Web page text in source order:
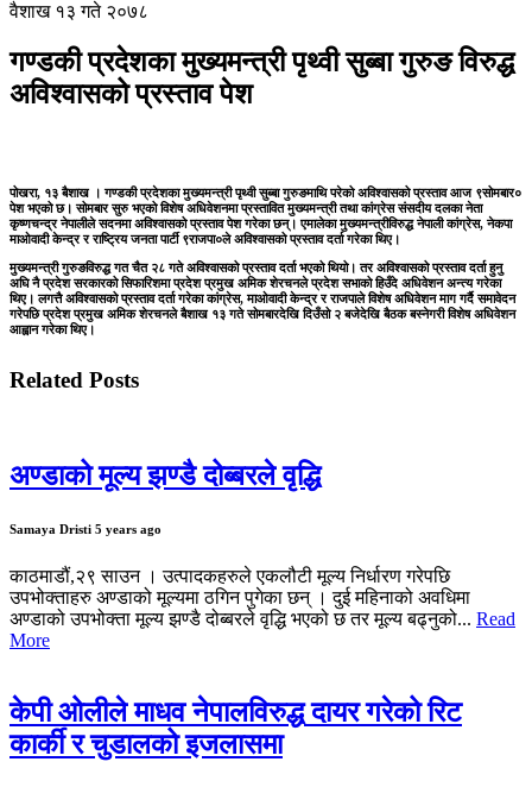
वैशाख १३ गते २०७८
गण्डकी प्रदेशका मुख्यमन्त्री पृथ्वी सुब्बा गुरुङ विरुद्ध
अविश्वासको प्रस्ताव पेश
पोखरा, १३ बैशाख । गण्डकी प्रदेशका मुख्यमन्त्री पृथ्वी सुब्बा गुरुङमाथि परेको अविश्वासको प्रस्ताव आज ९सोमबार०
पेश भएको छ। सोमबार सुरु भएको विशेष अधिवेशनमा प्रस्तावित मुख्यमन्त्री तथा कांग्रेस संसदीय दलका नेता
कृष्णचन्द्र नेपालीले सदनमा अविश्वासको प्रस्ताव पेश गरेका छन्। एमालेका मुख्यमन्त्रीविरुद्ध नेपाली कांग्रेस, नेकपा
माओवादी केन्द्र र राष्ट्रिय जनता पार्टी ९राजपा०ले अविश्वासको प्रस्ताव दर्ता गरेका थिए।
मुख्यमन्त्री गुरुङविरुद्ध गत चैत २८ गते अविश्वासको प्रस्ताव दर्ता भएको थियो। तर अविश्वासको प्रस्ताव दर्ता हुनु
अघि नै प्रदेश सरकारको सिफारिशमा प्रदेश प्रमुख अमिक शेरचनले प्रदेश सभाको हिउँदे अधिवेशन अन्त्य गरेका
थिए। लगत्तै अविश्वासको प्रस्ताव दर्ता गरेका कांग्रेस, माओवादी केन्द्र र राजपाले विशेष अधिवेशन माग गर्दै समावेदन
गरेपछि प्रदेश प्रमुख अमिक शेरचनले बैशाख १३ गते सोमबारदेखि दिउँसो २ बजेदेखि बैठक बस्नेगरी विशेष अधिवेशन
आह्वान गरेका थिए।
Related Posts
अण्डाको मूल्य झण्डै दोब्बरले वृद्धि
Samaya Dristi 5 years ago
काठमाडौं,२९ साउन । उत्पादकहरुले एकलौटी मूल्य निर्धारण गरेपछि
उपभोक्ताहरु अण्डाको मूल्यमा ठगिन पुगेका छन् । दुई महिनाको अवधिमा
अण्डाको उपभोक्ता मूल्य झण्डै दोब्बरले वृद्धि भएको छ तर मूल्य बढ्नुको... Read
More
केपी ओलीले माधव नेपालविरुद्ध दायर गरेको रिट
कार्की र चुडालको इजलासमा